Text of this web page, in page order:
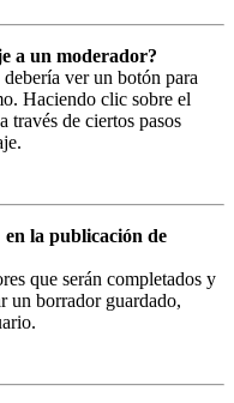
a un moderador?
ver un botón para
Haciendo clic sobre el
través de ciertos pasos
la publicación de
que serán completados y
un borrador guardado,